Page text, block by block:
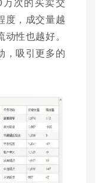
度，成交量越
性也越好。
，吸引更多的